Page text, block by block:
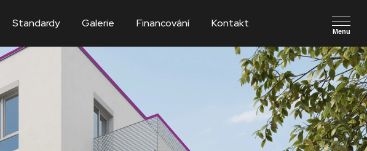
Standardy Galerie Financování Kontakt